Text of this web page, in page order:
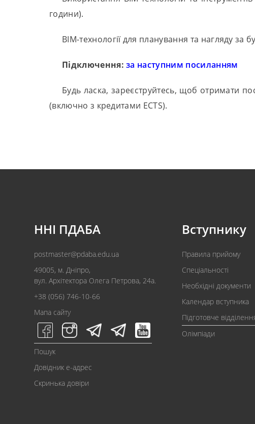
години).
BIM-технології для планування та нагляду за
Підключення:за наступним посиланням
Будь ласка, зареєструйтесь, щоб отримати
(включно з кредитами ECTS).
ННІ ПДАБА
postmaster@pdaba.edu.ua
49005, м. Дніпро,
вул. Архітектора Олега Петрова, 24а.
+38 (056) 746-10-66
Мапа сайту
Пошук
Довідник e-адрес
Скринька довіри
Вступнику
Правила прийому
Спеціальності
Необхідні документи
Календар вступника
Підготовче
Олімпіади